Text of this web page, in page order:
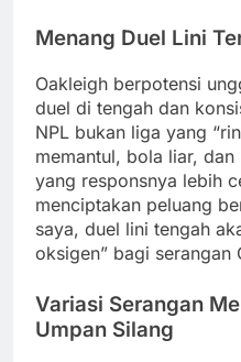
Menang Duel Lini
Oakleigh berpotensi
duel di tengah dan
NPL bukan liga yang
memantul, bola liar,
yang responsnya lebih
menciptakan peluang
saya, duel lini tengah
oksigen” bagi serangan
Variasi Serangan
Umpan Silang